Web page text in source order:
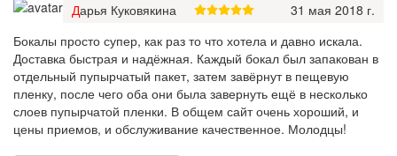
Дарья Куковякина
31 мая 2018 г.
Бокалы просто супер, как раз то что хотела и давно искала.
Доставка быстрая и надёжная. Каждый бокал был запакован в
отдельный пупырчатый пакет, затем завёрнут в пещевую
пленку, после чего оба они была завернуть ещё в несколько
слоев пупырчатой пленки. В общем сайт очень хороший, и
цены приемов, и обслуживание качественное. Молодцы!